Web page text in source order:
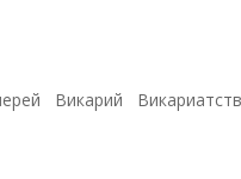
Викарий